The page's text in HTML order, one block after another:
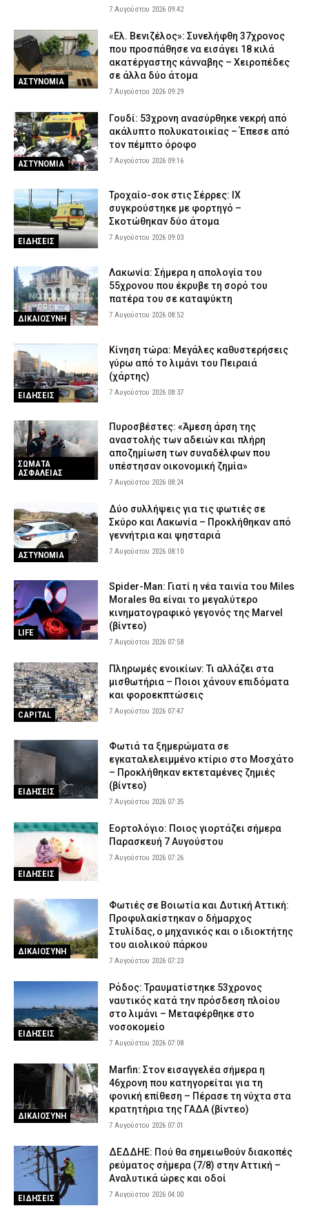
Πυρκαγιές: 325 αυτοψίες σε έξι περιφερειακές ενότητες –
Ακατάλληλα 118 κτίρια
ΕΙΔΗΣΕΙΣ 6 Αυγούστου 2026 20:06
7 Αυγούστου 2026 09:42
ΑΣΤΥΝΟΜΙΑ
«Ελ. Βενιζέλος»: Συνελήφθη 37χρονος
που προσπάθησε να εισάγει 18 κιλά
ακατέργαστης κάνναβης – Χειροπέδες
σε άλλα δύο άτομα
7 Αυγούστου 2026 09:29
ΑΣΤΥΝΟΜΙΑ
Γουδί: 53χρονη ανασύρθηκε νεκρή από
ακάλυπτο πολυκατοικίας – Έπεσε από
τον πέμπτο όροφο
7 Αυγούστου 2026 09:16
ΕΙΔΗΣΕΙΣ
Τροχαίο-σοκ στις Σέρρες: ΙΧ
συγκρούστηκε με φορτηγό –
Σκοτώθηκαν δύο άτομα
7 Αυγούστου 2026 09:03
ΔΙΚΑΙΟΣΥΝΗ
Λακωνία: Σήμερα η απολογία του
55χρονου που έκρυβε τη σορό του
πατέρα του σε καταψύκτη
7 Αυγούστου 2026 08:52
ΕΙΔΗΣΕΙΣ
Κίνηση τώρα: Μεγάλες καθυστερήσεις
γύρω από το λιμάνι του Πειραιά
(χάρτης)
7 Αυγούστου 2026 08:37
ΣΩΜΑΤΑ
ΑΣΦΑΛΕΙΑΣ
Πυροσβέστες: «Άμεση άρση της
αναστολής των αδειών και πλήρη
αποζημίωση των συναδέλφων που
υπέστησαν οικονομική ζημία»
7 Αυγούστου 2026 08:24
ΑΣΤΥΝΟΜΙΑ
Δύο συλλήψεις για τις φωτιές σε
Σκύρο και Λακωνία – Προκλήθηκαν από
γεννήτρια και ψησταριά
7 Αυγούστου 2026 08:10
LIFE
Spider-Man: Γιατί η νέα ταινία του Miles
Morales θα είναι το μεγαλύτερο
κινηματογραφικό γεγονός της Marvel
(βίντεο)
7 Αυγούστου 2026 07:58
CAPITAL
Πληρωμές ενοικίων: Τι αλλάζει στα
μισθωτήρια – Ποιοι χάνουν επιδόματα
και φοροεκπτώσεις
7 Αυγούστου 2026 07:47
ΕΙΔΗΣΕΙΣ
Φωτιά τα ξημερώματα σε
εγκαταλελειμμένο κτίριο στο Μοσχάτο
– Προκλήθηκαν εκτεταμένες ζημιές
(βίντεο)
7 Αυγούστου 2026 07:35
ΕΙΔΗΣΕΙΣ
Εορτολόγιο: Ποιος γιορτάζει σήμερα
Παρασκευή 7 Αυγούστου
7 Αυγούστου 2026 07:26
ΔΙΚΑΙΟΣΥΝΗ
Φωτιές σε Βοιωτία και Δυτική Αττική:
Προφυλακίστηκαν ο δήμαρχος
Στυλίδας, ο μηχανικός και ο ιδιοκτήτης
του αιολικού πάρκου
7 Αυγούστου 2026 07:23
ΕΙΔΗΣΕΙΣ
Ρόδος: Τραυματίστηκε 53χρονος
ναυτικός κατά την πρόσδεση πλοίου
στο λιμάνι – Μεταφέρθηκε στο
νοσοκομείο
7 Αυγούστου 2026 07:08
ΔΙΚΑΙΟΣΥΝΗ
Marfin: Στον εισαγγελέα σήμερα η
46χρονη που κατηγορείται για τη
φονική επίθεση – Πέρασε τη νύχτα στα
κρατητήρια της ΓΑΔΑ (βίντεο)
7 Αυγούστου 2026 07:01
ΕΙΔΗΣΕΙΣ
ΔΕΔΔΗΕ: Πού θα σημειωθούν διακοπές
ρεύματος σήμερα (7/8) στην Αττική –
Αναλυτικά ώρες και οδοί
7 Αυγούστου 2026 04:00